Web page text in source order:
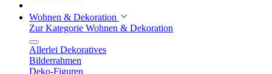
Wohnen & Dekoration
Zur Kategorie Wohnen & Dekoration
Allerlei Dekoratives
Bilderrahmen
Deko-Figuren